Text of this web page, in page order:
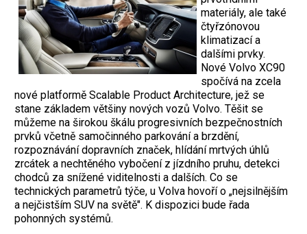
materiály, ale také
čtyřzónovou
klimatizací a
dalšími prvky.
Nové Volvo XC90
spočívá na zcela
nové platformě Scalable Product Architecture, jež se
stane základem většiny nových vozů Volvo. Těšit se
můžeme na širokou škálu progresivních bezpečnostních
prvků včetně samočinného parkování a brzdění,
rozpoznávání dopravních značek, hlídání mrtvých úhlů
zrcátek a nechtěného vybočení z jízdního pruhu, detekci
chodců za snížené viditelnosti a dalších. Co se
technických parametrů týče, u Volva hovoří o „nejsilnějším
a nejčistším SUV na světě". K dispozici bude řada
pohonných systémů.